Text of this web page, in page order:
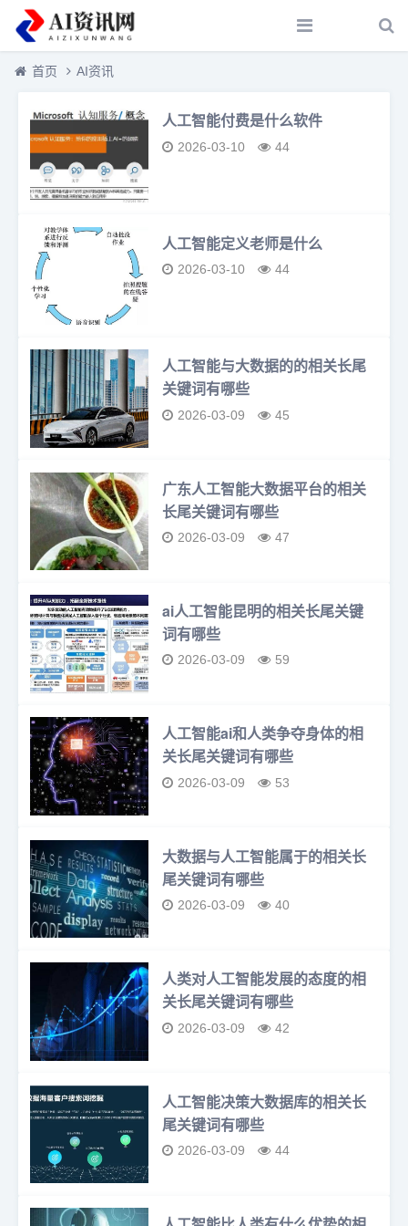
首页 AI资讯
人工智能付费是什么软件
2026-03-10 44
人工智能定义老师是什么
2026-03-10 44
人工智能与大数据的的相关长尾
关键词有哪些
2026-03-09 45
广东人工智能大数据平台的相关
长尾关键词有哪些
2026-03-09 47
ai人工智能昆明的相关长尾关键
词有哪些
2026-03-09 59
人工智能ai和人类争夺身体的相
关长尾关键词有哪些
2026-03-09 53
大数据与人工智能属于的相关长
尾关键词有哪些
2026-03-09 40
人类对人工智能发展的态度的相
关长尾关键词有哪些
2026-03-09 42
人工智能决策大数据库的相关长
尾关键词有哪些
2026-03-09 44